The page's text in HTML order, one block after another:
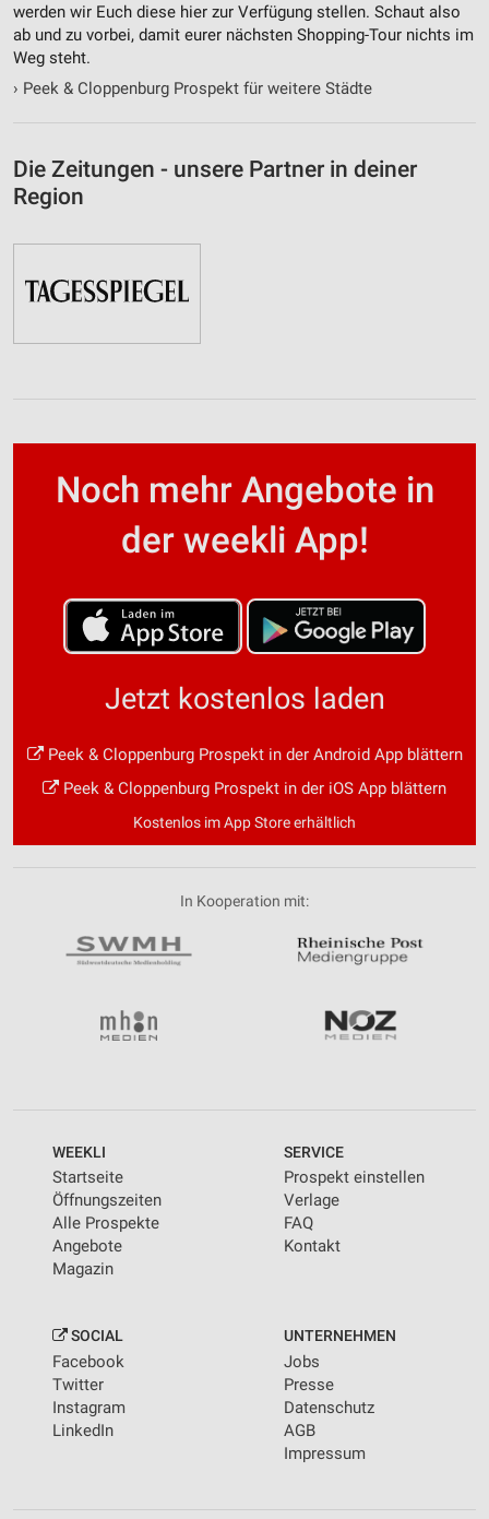
werden wir Euch diese hier zur Verfügung stellen. Schaut also
ab und zu vorbei, damit eurer nächsten Shopping-Tour nichts im
Weg steht.
› Peek & Cloppenburg Prospekt für weitere Städte
Die Zeitungen - unsere Partner in deiner
Region
Noch mehr Angebote in
der weekli App!
Jetzt kostenlos laden
Peek & Cloppenburg Prospekt in der Android App blättern
Peek & Cloppenburg Prospekt in der iOS App blättern
Kostenlos im App Store erhältlich
In Kooperation mit:
WEEKLI
Startseite
Öffnungszeiten
Alle Prospekte
Angebote
Magazin
SERVICE
Prospekt einstellen
Verlage
FAQ
Kontakt
SOCIAL
Facebook
Twitter
Instagram
LinkedIn
UNTERNEHMEN
Jobs
Presse
Datenschutz
AGB
Impressum